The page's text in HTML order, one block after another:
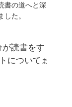
書の道へと深
た。
読書をす
について ま